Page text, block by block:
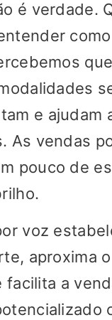
é verdade.
e ajudam
As vendas
pouco de
voz
aproxima
facilita a